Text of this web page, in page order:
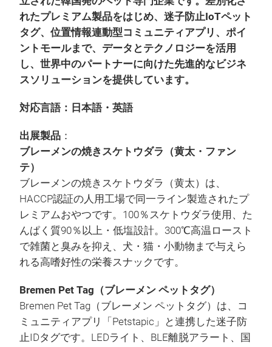
れたプレミアム製品をはじめ、迷子防止IoTペット
タグ、位置情報連動型コミュニティアプリ、ポイ
ントモールまで、データとテクノロジーを活用
し、世界中のパートナーに向けた先進的なビジネ
スソリューションを提供しています。
対応言語：日本語・英語
出展製品 ：
ブレーメンの焼きスケトウダラ（黄太・ファン
テ）
ブレーメンの焼きスケトウダラ（黄太）は、
HACCP認証の人用工場で同一ライン製造されたプ
レミアムおやつです。100％スケトウダラ使用、た
んぱく質90％以上・低塩設計。300℃高温ロースト
で雑菌と臭みを抑え、犬・猫・小動物まで与えら
れる高嗜好性の栄養スナックです。
Bremen Pet Tag（ブレーメン ペットタグ）
Bremen Pet Tag（ブレーメン ペットタグ）は、コ
ミュニティアプリ「Petstapic」と連携した迷子防
止IDタグです。LEDライト、BLE離脱アラート、国